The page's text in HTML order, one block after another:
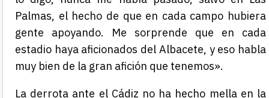
Palmas, el hecho de que en cada campo hubiera
gente apoyando. Me sorprende que en cada
estadio haya aficionados del Albacete, y eso habla
muy bien de la gran afición que tenemos».
La derrota ante el Cádiz no ha hecho mella en la